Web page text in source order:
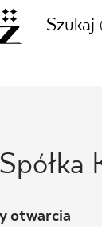
Szukaj
DO NAS
otwarcia